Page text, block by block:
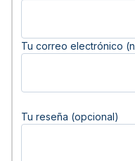
Tu correo electrónico
Tu reseña (opcional)